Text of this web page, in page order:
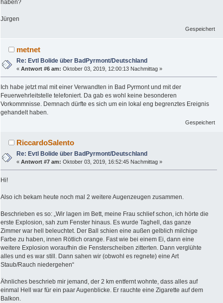
haben?
Jürgen
Gespeichert
metnet
Re: Evtl Bolide über BadPyrmont/Deutschland
«Antwort #6 am: Oktober 03, 2019, 12:00:13 Nachmittag »
Ich habe jetzt mal mit einer Verwandten in Bad Pyrmont und mit der
Feuerwehrleitstelle telefoniert. Da gab es wohl keine besonderen
Vorkommnisse. Demnach dürfte es sich um ein lokal eng begrenztes Ereignis
gehandelt haben.
Gespeichert
RiccardoSalento
Re: Evtl Bolide über BadPyrmont/Deutschland
«Antwort #7 am: Oktober 03, 2019, 16:52:45 Nachmittag »
Hi!
Also ich bekam heute noch mal 2 weitere Augenzeugen zusammen.
Beschrieben es so: „Wir lagen im Bett, meine Frau schlief schon, ich hörte die
erste Explosion, sah zum Fenster hinaus. Es wurde Taghell, das ganze
Zimmer war hell beleuchtet. Der Ball schien eine außen gelblich milchige
Farbe zu haben, innen Rötlich orange. Fast wie bei einem Ei, dann eine
weitere Explosion woraufhin die Fensterscheiben zitterten. Dann verglühte
alles und es war still. Dann sahen wir (obwohl es regnete) eine Art
Staub/Rauch niedergehen“
Ähnliches beschrieb mir jemand, der 2 km entfernt wohnte, dass alles auf
einmal Hell war für ein paar Augenblicke. Er rauchte eine Zigarette auf dem
Balkon.